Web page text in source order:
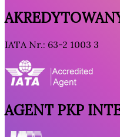
IATA Nr.: 63-2 1003 3
AGENT PKP